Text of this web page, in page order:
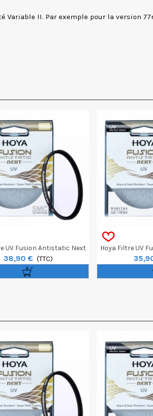
II. Par exemple pour la version
UV Fusion Antistatic Next
77mm
38,90 € (TTC)
Hoya Filtre UV